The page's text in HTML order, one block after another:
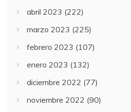
abril 2023 (222)
marzo 2023 (225)
febrero 2023 (107)
enero 2023 (132)
diciembre 2022 (77)
noviembre 2022 (90)